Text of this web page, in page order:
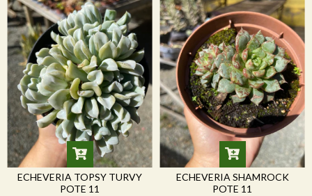
ECHEVERIA TOPSY TURVY
POTE 11
ECHEVERIA SHAMROCK
POTE 11